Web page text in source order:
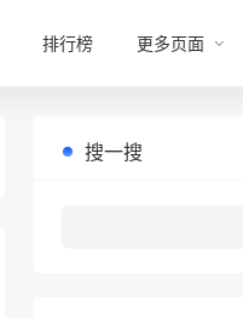
排行榜 更多页面
搜一搜